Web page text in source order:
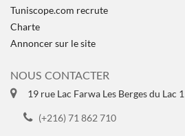
Tuniscope.com recrute
Charte
Annoncer sur le site
NOUS CONTACTER
19 rue Lac Farwa Les Berges du Lac 1
(+216) 71 862 710